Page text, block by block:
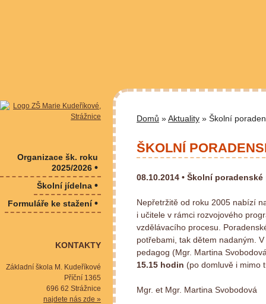
Domů »Aktuality » Školní
ŠKOLNÍ
08.10.2014 • Školní poradenské
Nepřetržitě od roku 2005 nabízí
i učitele v rámci rozvojového
vzdělávacího procesu.
potřebami, tak dětem nadaným.
pedagog (Mgr. Martina
15.15 hodin (po domluvě i mimo
Mgr. et Mgr. Martina Svobodová
Organizace šk. roku
2025/2026 •
Školní jídelna •
Formuláře ke stažení•
KONTAKTY
Základní škola M. Kudeříkové
Příční 1365
696 62 Strážnice
najdete nás zde »